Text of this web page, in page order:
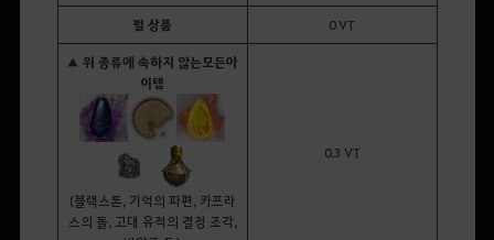
펄 상품 0 VT
▲ 위 종류에 속하지 않는모든아
이템
(블랙스톤, 기억의 파편, 카프라
스의 돌, 고대 유적의 결정 조각,
0.3 VT